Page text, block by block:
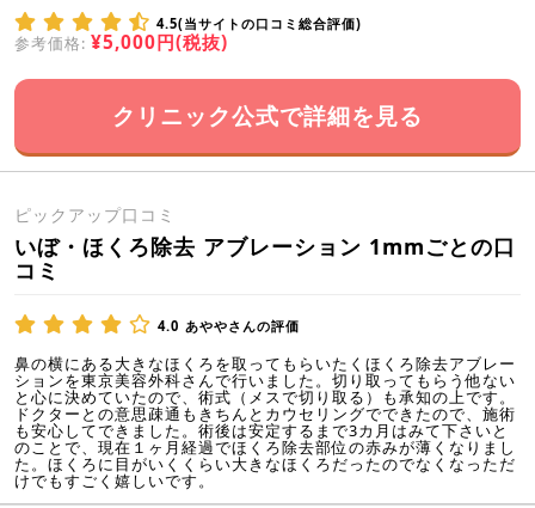
4.5(当サイトの口コミ総合評価)
参考価格: ¥5,000円(税抜)
クリニック公式で詳細を見る
ピックアップ口コミ
いぼ・ほくろ除去 アブレーション 1mmごとの口
コミ
4.0 あややさんの評価
鼻の横にある大きなほくろを取ってもらいたくほくろ除去アブレー
ションを東京美容外科さんで行いました。切り取ってもらう他ない
と心に決めていたので、術式（メスで切り取る）も承知の上です。
ドクターとの意思疎通もきちんとカウセリングでできたので、施術
も安心してできました。術後は安定するまで3カ月はみて下さいと
のことで、現在１ヶ月経過でほくろ除去部位の赤みが薄くなりまし
た。ほくろに目がいくくらい大きなほくろだったのでなくなっただ
けでもすごく嬉しいです。